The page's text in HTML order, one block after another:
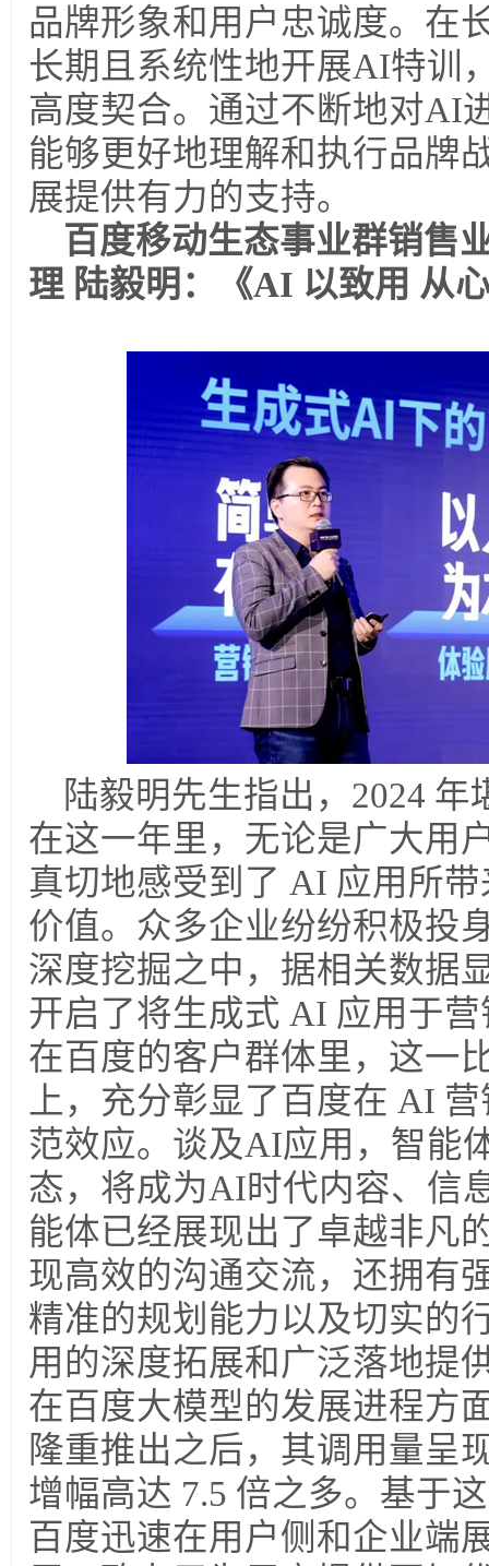
品牌形象和用户忠诚度。在
长期且系统性地开展AI特训
高度契合。通过不断地对AI
能够更好地理解和执行品牌
展提供有力的支持。
百度移动生态事业群销售
理 陆毅明：《AI 以致用 从
陆毅明先生指出，2024
在这一年里，无论是广大用
真切地感受到了 AI 应用所
价值。众多企业纷纷积极投
深度挖掘之中，据相关数据
开启了将生成式 AI 应用于
在百度的客户群体里，这一
上，充分彰显了百度在 AI
范效应。谈及AI应用，智能
态，将成为AI时代内容、信
能体已经展现出了卓越非凡
现高效的沟通交流，还拥有
精准的规划能力以及切实的
用的深度拓展和广泛落地提
在百度大模型的发展进程方
隆重推出之后，其调用量呈
增幅高达 7.5 倍之多。基于
百度迅速在用户侧和企业端